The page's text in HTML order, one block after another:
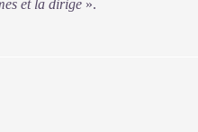
et la dirige ».